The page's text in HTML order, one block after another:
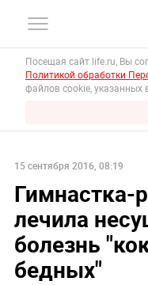
Посещая сайт life.ru, Вы
Политикой обработки
файлов cookie, указанных
15 сентября 2016, 08:19
Гимнастка-
лечила
болезнь
бедных"